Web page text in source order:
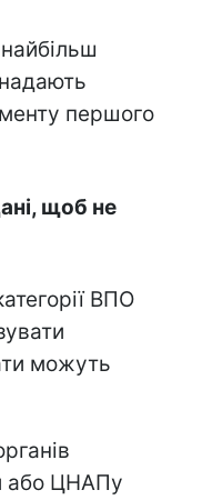
першого
щоб не
ВПО
можуть
або ЦНАПу